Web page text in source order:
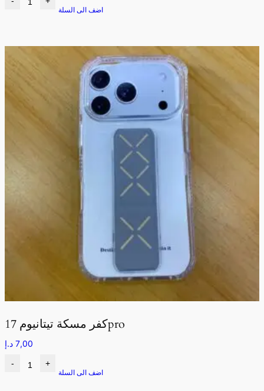
اضف الى السلة
كفر مسكة تيتانيوم 17pro
7,00 د.إ
- +
اضف الى السلة